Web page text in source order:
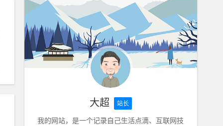
大超 站长
我的网站，是一个记录自己生活点滴、互联网技